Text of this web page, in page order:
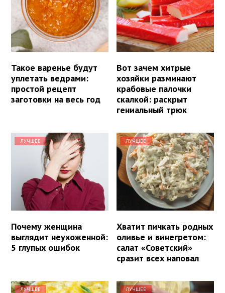
Такое варенье будут
уплетать ведрами:
простой рецепт
заготовки на весь год
Вот зачем хитрые
хозяйки разминают
крабовые палочки
скалкой: раскрыт
гениальный трюк
ЛУЧШЕЕ
Почему женщина
выглядит неухоженной:
5 глупых ошибок
ЛУЧШЕЕ
Хватит пичкать родных
оливье и винегретом:
салат «Советский»
сразит всех наповал
ЛУЧШЕЕ ЛУЧШЕЕ